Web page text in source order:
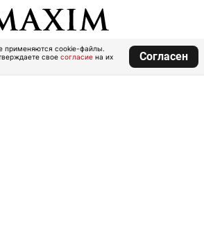
применяются cookie-файлы.
свое согласие на их
Согласен